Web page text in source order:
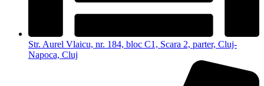
Str. Aurel Vlaicu, nr. 184, bloc C1, Scara 2, parter, Cluj-
Napoca, Cluj